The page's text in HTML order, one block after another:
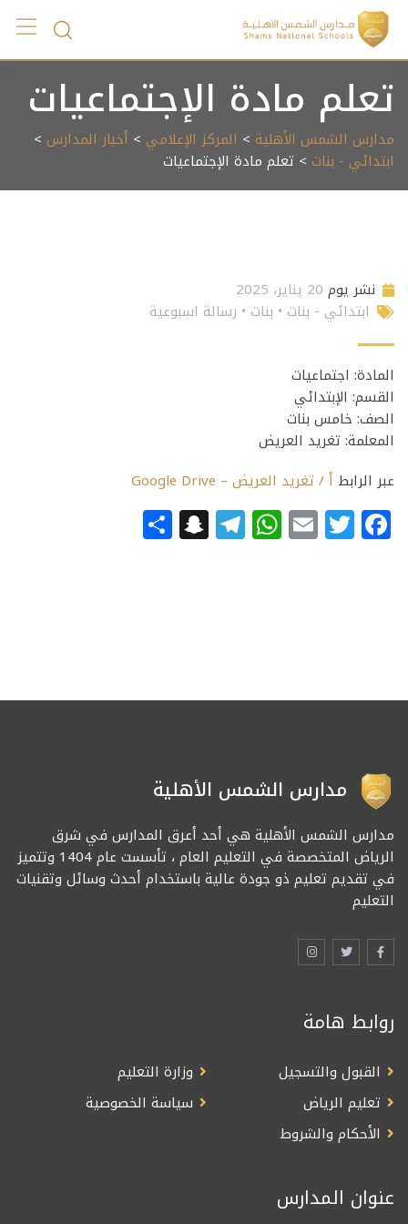
Skip
content
تعلم مادة الإجتماعيات
مدارس الشمس الأهلية > المركز الإعلامي > أخبار المدارس >
ابتدائي - بنات > تعلم مادة الإجتماعيات
نشر يوم 20 يناير، 2025
ابتدائي - بنات • بنات • رسالة اسبوعية
المادة: اجتماعيات
القسم: الإبتدائي
الصف: خامس بنات
المعلمة: تغريد العريض
عبر الرابط أ / تغريد العريض – Google Drive
Facebook
Twitter
Email
WhatsApp
Telegram
Snapchat
مدارس الشمس الأهلية
مدارس الشمس الأهلية هي أحد أعرق المدارس في شرق
الرياض المتخصصة في التعليم العام ، تأسست عام 1404 وتتميز
في تقديم تعليم ذو جودة عالية باستخدام أحدث وسائل وتقنيات
التعليم
روابط هامة
القبول والتسجيل
وزارة التعليم
تعليم الرياض
سياسة الخصوصية
الأحكام والشروط
عنوان المدارس